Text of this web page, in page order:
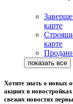
карте
карте
Хотите знать о новых
акциях в
свежих новостях